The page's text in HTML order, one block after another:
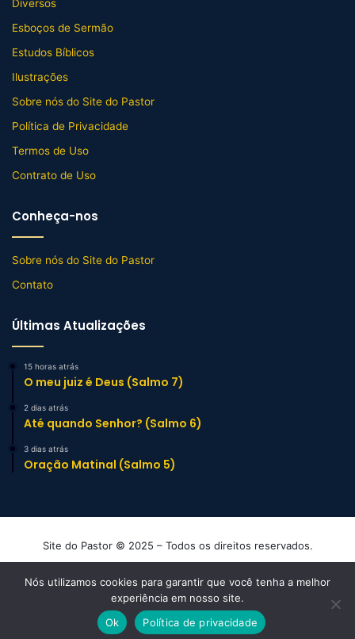
Diversos
Esboços de Sermão
Estudos Bíblicos
Ilustrações
Sobre nós do Site do Pastor
Política de Privacidade
Termos de Uso
Contrato de Uso
Conheça-nos
Sobre nós do Site do Pastor
Contato
Últimas Atualizações
15 horas atrás
O meu juiz é Deus (Salmo 7)
2 dias atrás
Até quando Senhor? (Salmo 6)
3 dias atrás
Oração Matinal (Salmo 5)
Site do Pastor © 2025 – Todos os direitos reservados.
FacebookYouTubeInstagram
TikTokWhatsApp
Nós utilizamos cookies para garantir que você tenha a melhor
experiência em nosso site.
Ok
Política de privacidade